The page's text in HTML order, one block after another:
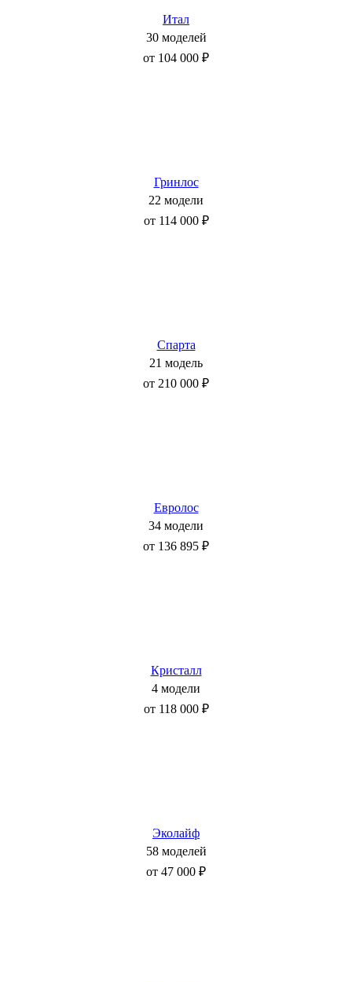
Итал
30 моделей
от 104 000 ₽
Гринлос
22 модели
от 114 000 ₽
Спарта
21 модель
от 210 000 ₽
Евролос
34 модели
от 136 895 ₽
Кристалл
4 модели
от 118 000 ₽
Эколайф
58 моделей
от 47 000 ₽